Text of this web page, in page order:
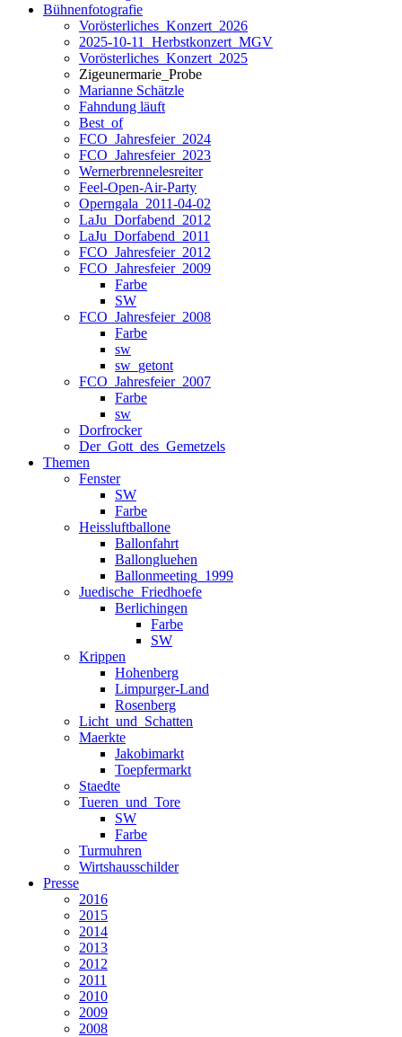
Bühnenfotografie
Vorösterliches_Konzert_2026
2025-10-11_Herbstkonzert_MGV
Vorösterliches_Konzert_2025
Zigeunermarie_Probe
Marianne Schätzle
Fahndung läuft
Best_of
FCO_Jahresfeier_2024
FCO_Jahresfeier_2023
Wernerbrennelesreiter
Feel-Open-Air-Party
Operngala_2011-04-02
LaJu_Dorfabend_2012
LaJu_Dorfabend_2011
FCO_Jahresfeier_2012
FCO_Jahresfeier_2009
Farbe
SW
FCO_Jahresfeier_2008
Farbe
sw
sw_getont
FCO_Jahresfeier_2007
Farbe
sw
Dorfrocker
Der_Gott_des_Gemetzels
Themen
Fenster
SW
Farbe
Heissluftballone
Ballonfahrt
Ballongluehen
Ballonmeeting_1999
Juedische_Friedhoefe
Berlichingen
Farbe
SW
Krippen
Hohenberg
Limpurger-Land
Rosenberg
Licht_und_Schatten
Maerkte
Jakobimarkt
Toepfermarkt
Staedte
Tueren_und_Tore
SW
Farbe
Turmuhren
Wirtshausschilder
Presse
2016
2015
2014
2013
2012
2011
2010
2009
2008